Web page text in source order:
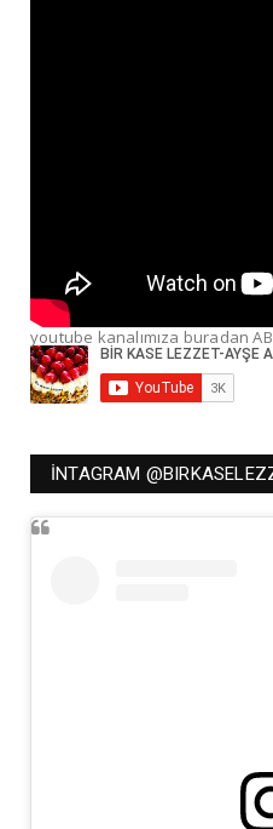
youtube kanalımıza buradan
İNTAGRAM